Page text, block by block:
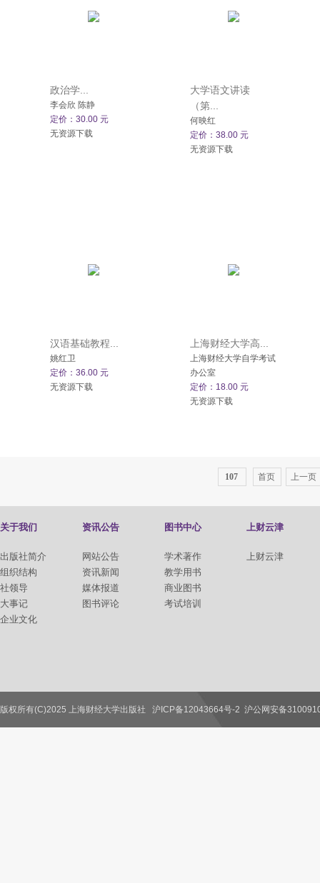
政治学...
李会欣 陈静
定价：30.00 元
无资源下载
大学语文讲读
（第...
何映红
定价：38.00 元
无资源下载
汉语基础教程...
姚红卫
定价：36.00 元
无资源下载
上海财经大学高...
上海财经大学自学考试
办公室
定价：18.00 元
无资源下载
107 首页 上一页
关于我们
出版社简介
组织结构
社领导
大事记
企业文化
资讯公告
网站公告
资讯新闻
媒体报道
图书评论
图书中心
学术著作
教学用书
商业图书
考试培训
上财云津
上财云津
联系我们
版权所有(C)2025 上海财经大学出版社 沪ICP备12043664号-2 沪公网安备